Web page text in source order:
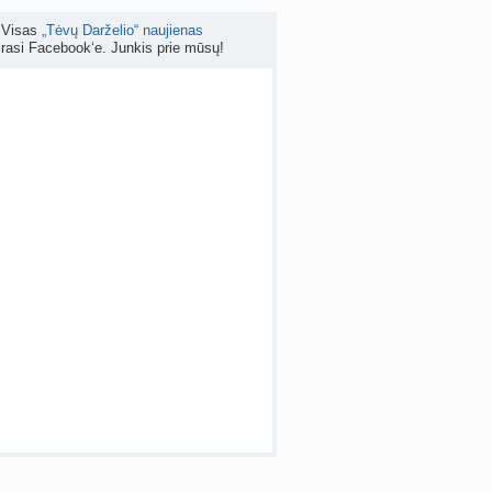
Visas „Tėvų Darželio“ naujienas
rasi Facebook‘e. Junkis prie mūsų!